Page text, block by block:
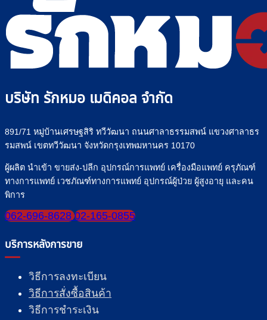
บริษัท รักหมอ เมดิคอล จำกัด
891/71 หมู่บ้านเศรษฐสิริ ทวีวัฒนา ถนนศาลาธรรมสพน์ แขวงศาลาธร
รมสพน์ เขตทวีวัฒนา จังหวัดกรุงเทพมหานคร 10170
ผู้ผลิต นำเข้า ขายส่ง-ปลีก อุปกรณ์การแพทย์ เครื่องมือแพทย์ ครุภัณฑ์
ทางการแพทย์ เวชภัณฑ์ทางการแพทย์ อุปกรณ์ผู้ป่วย ผู้สูงอายุ และคน
พิการ
062-696-8628 02-165-0855
บริการหลังการขาย
วิธีการลงทะเบียน
วิธีการสั่งซื้อสินค้า
วิธีการชำระเงิน